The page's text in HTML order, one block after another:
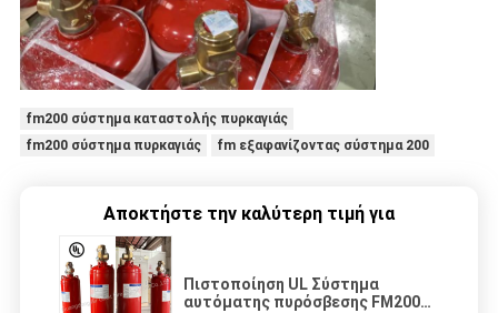
fm200 σύστημα καταστολής πυρκαγιάς
fm200 σύστημα πυρκαγιάς
fm εξαφανίζοντας σύστημα 200
Αποκτήστε την καλύτερη τιμή για
Πιστοποίηση UL Σύστημα
αυτόματης πυρόσβεσης FM200